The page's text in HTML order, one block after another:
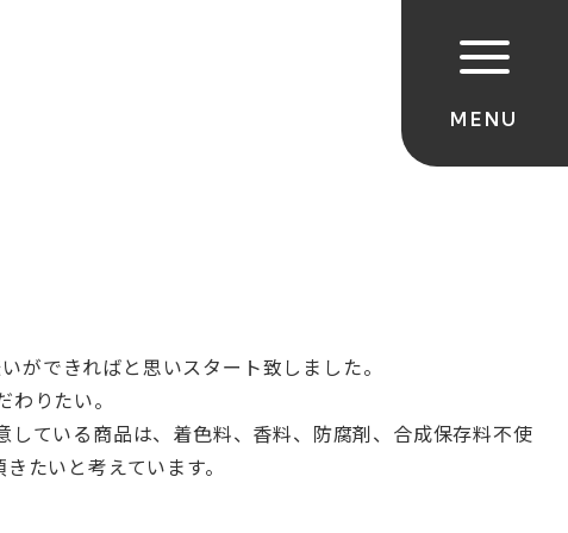
ができればと思いスタート致しました。
りたい。
ている商品は、 着色料、香料、防腐剤、合成保存料不使
たいと考えています。